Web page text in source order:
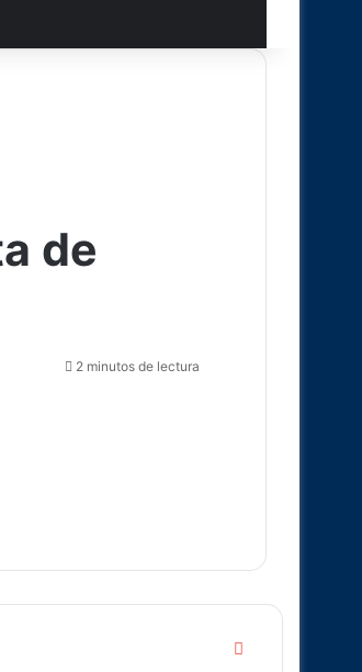
de
2 minutos de lectura
Cerrar